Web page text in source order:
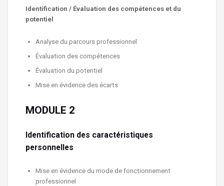
Identification / Évaluation des compétences et du
potentiel
Analyse du parcours professionnel
Évaluation des compétences
Évaluation du potentiel
Mise en évidence des écarts
MODULE 2
Identification des caractéristiques
personnelles
Mise en évidence du mode de fonctionnement
professionnel